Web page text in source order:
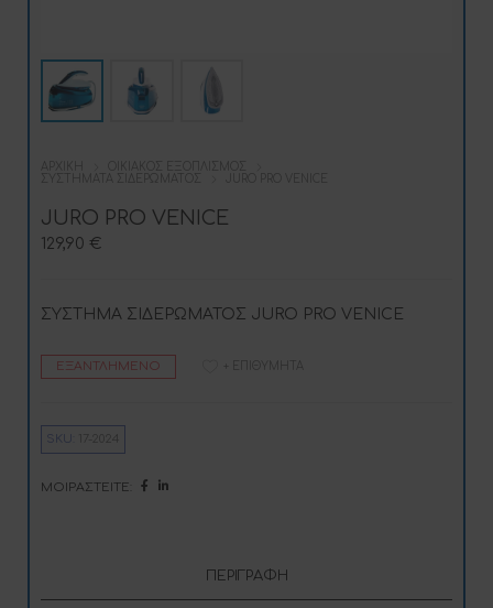
ΑΡΧΙΚΉ
ΟΙΚΙΑΚΌΣ ΕΞΟΠΛΙΣΜΌΣ
ΣΥΣΤΉΜΑΤΑ ΣΙΔΕΡΏΜΑΤΟΣ
JURO PRO VENICE
JURO PRO VENICE
129,90 €
ΣΥΣΤΗΜΑ ΣΙΔΕΡΩΜΑΤΟΣ JURO PRO VENICE
ΕΞΑΝΤΛΗΜΈΝΟ + ΕΠΙΘΥΜΗΤΆ
SKU:
ΜΟΙΡΑΣΤΕΊΤΕ:
ΠΕΡΙΓΡΑΦΉ